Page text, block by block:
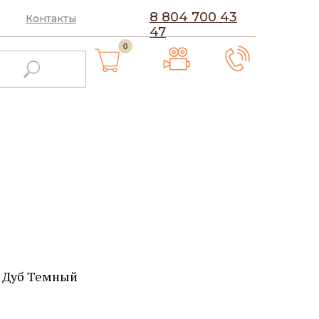
8 804 700 43
47
Контакты
0
Дуб Темный